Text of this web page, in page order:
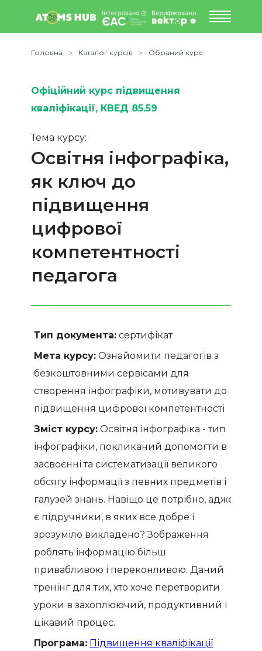
Головна Каталог курсів Обраний курс
Офіційний курс підвищення
кваліфікації, КВЕД 85.59
Тема курсу:
Освітня інфографіка,
як ключ до
підвищення
цифрової
компетентності
педагога
Тип документа: сертифікат
Мета курсу: Ознайомити педагогів з
безкоштовними сервісами для
створення інфографіки, мотивувати до
підвищення цифрової компетентності
Зміст курсу: Освітня інфографіка - тип
інфографіки, покликаний допомогти в
засвоєнні та систематизації великого
обсягу інформації з певних предметів і
галузей знань. Навіщо це потрібно, адже
є підручники, в яких все добре і
зрозуміло викладено? Зображення
роблять інформацію більш
привабливою і переконливою. Даний
тренінг для тих, хто хоче перетворити
уроки в захоплюючий, продуктивний і
цікавий процес.
Програма: Підвищення кваліфікації